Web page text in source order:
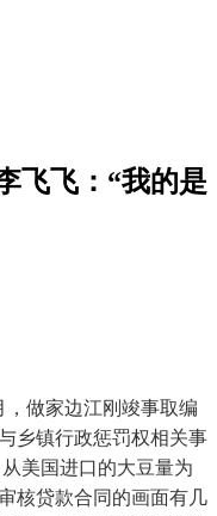
飞飞：“我的是
做家边江刚竣事取编
乡镇行政惩罚权相关事
美国进口的大豆量为
核贷款合同的画面有几